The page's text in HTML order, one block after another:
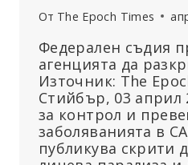
От The Epoch Times
Федерален съдия
агенцията да
Източник: The
Стийбър, 03 април
за контрол и
заболяванията в
публикува скрити